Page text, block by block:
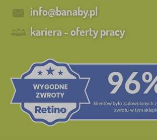
info@banaby.pl
kariera - oferty pracy